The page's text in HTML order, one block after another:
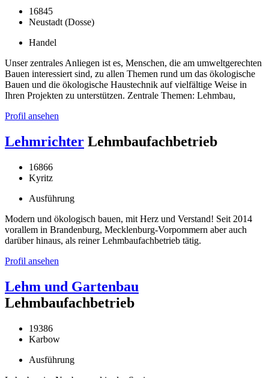
16845
Neustadt (Dosse)
Handel
Unser zentrales Anliegen ist es, Menschen, die am umweltgerechten
Bauen interessiert sind, zu allen Themen rund um das ökologische
Bauen und die ökologische Haustechnik auf vielfältige Weise in
Ihren Projekten zu unterstützen. Zentrale Themen: Lehmbau,
Profil ansehen
Lehmrichter Lehmbaufachbetrieb
16866
Kyritz
Ausführung
Modern und ökologisch bauen, mit Herz und Verstand! Seit 2014
vorallem in Brandenburg, Mecklenburg-Vorpommern aber auch
darüber hinaus, als reiner Lehmbaufachbetrieb tätig.
Profil ansehen
Lehm und Gartenbau
Lehmbaufachbetrieb
19386
Karbow
Ausführung